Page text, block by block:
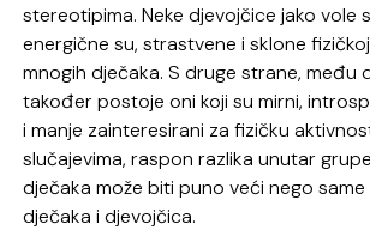
stereotipima. Neke djevojčice jako vole
energične su, strastvene i sklone
mnogih dječaka. S druge strane, među
također postoje oni koji su mirni,
i manje zainteresirani za fizičku
slučajevima, raspon razlika unutar
dječaka može biti puno veći nego same
dječaka i djevojčica.